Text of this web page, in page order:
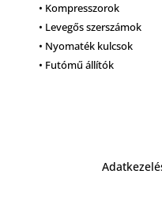
• Kompresszorok
• Levegős szerszámok
• Nyomaték kulcsok
• Futómű állítók